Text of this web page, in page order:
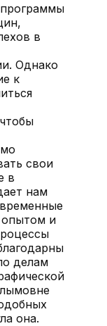
в
Однако
к
свои
в
нам
опытом и
делам
она.